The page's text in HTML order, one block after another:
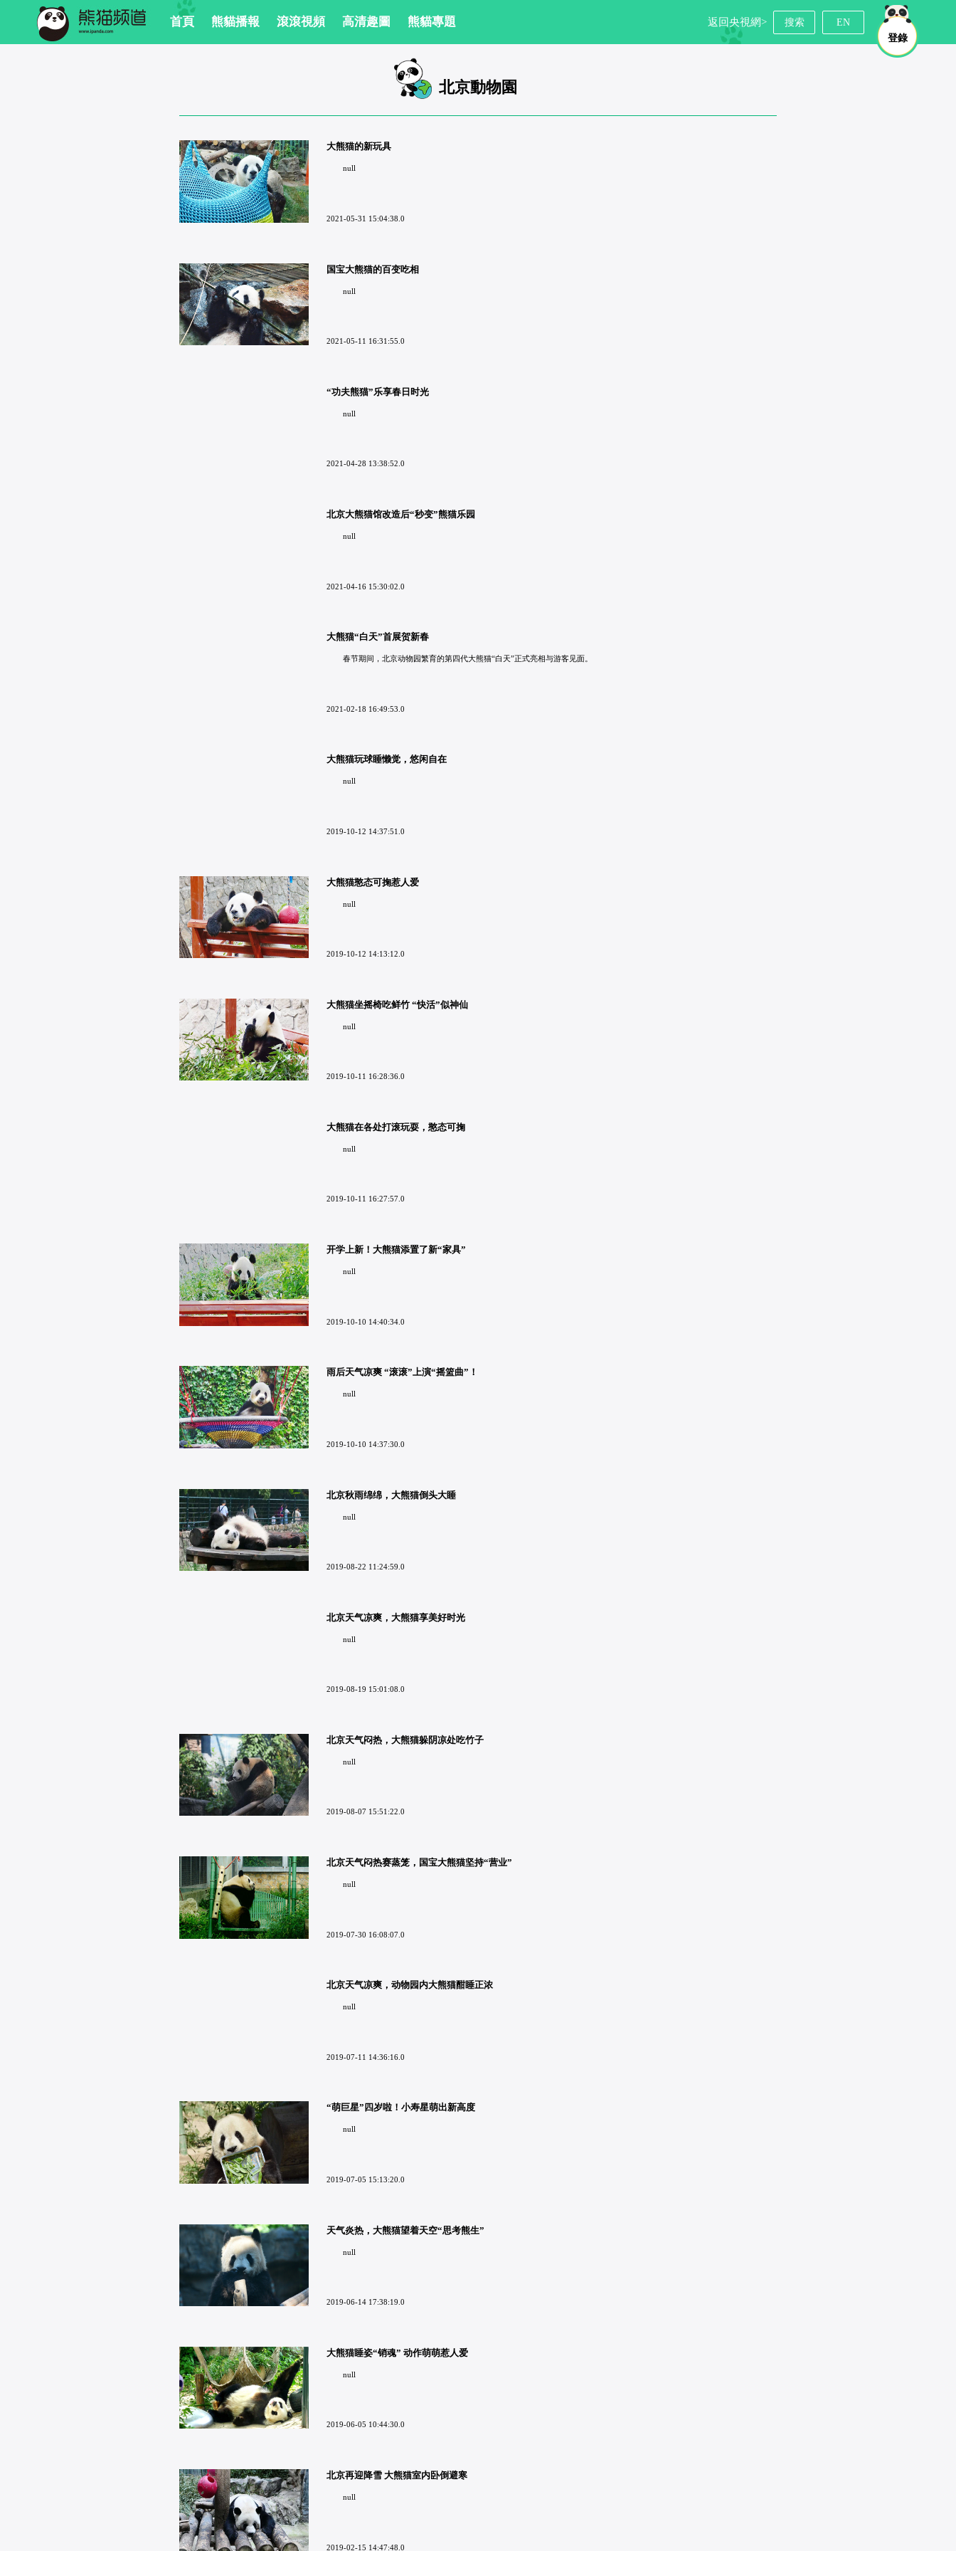
首頁 熊貓播報 滾滾視頻 高清趣圖 熊貓專題
登錄
返回央視網> 搜索 EN
北京動物園
大熊猫的新玩具
null
2021-05-31 15:04:38.0
国宝大熊猫的百变吃相
null
2021-05-11 16:31:55.0
“功夫熊猫”乐享春日时光
null
2021-04-28 13:38:52.0
北京大熊猫馆改造后“秒变”熊猫乐园
null
2021-04-16 15:30:02.0
大熊猫“白天”首展贺新春
春节期间，北京动物园繁育的第四代大熊猫“白天”正式亮相与游客见面。
2021-02-18 16:49:53.0
大熊猫玩球睡懒觉，悠闲自在
null
2019-10-12 14:37:51.0
大熊猫憨态可掬惹人爱
null
2019-10-12 14:13:12.0
大熊猫坐摇椅吃鲜竹 “快活”似神仙
null
2019-10-11 16:28:36.0
大熊猫在各处打滚玩耍，憨态可掬
null
2019-10-11 16:27:57.0
开学上新！大熊猫添置了新“家具”
null
2019-10-10 14:40:34.0
雨后天气凉爽 “滚滚”上演“摇篮曲”！
null
2019-10-10 14:37:30.0
北京秋雨绵绵，大熊猫倒头大睡
null
2019-08-22 11:24:59.0
北京天气凉爽，大熊猫享美好时光
null
2019-08-19 15:01:08.0
北京天气闷热，大熊猫躲阴凉处吃竹子
null
2019-08-07 15:51:22.0
北京天气闷热赛蒸笼，国宝大熊猫坚持“营业”
null
2019-07-30 16:08:07.0
北京天气凉爽，动物园内大熊猫酣睡正浓
null
2019-07-11 14:36:16.0
“萌巨星”四岁啦！小寿星萌出新高度
null
2019-07-05 15:13:20.0
天气炎热，大熊猫望着天空“思考熊生”
null
2019-06-14 17:38:19.0
大熊猫睡姿“销魂” 动作萌萌惹人爱
null
2019-06-05 10:44:30.0
北京再迎降雪 大熊猫室内卧倒避寒
null
2019-02-15 14:47:48.0